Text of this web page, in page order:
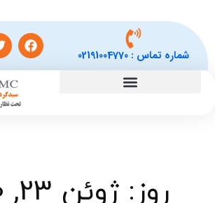
شماره تماس :02191004770
روز: ژوئن 23, 2020